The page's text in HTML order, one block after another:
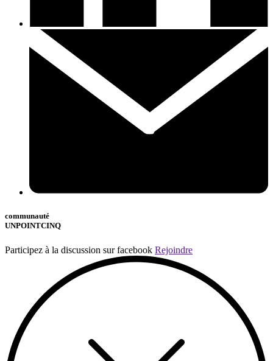
communauté
UNPOINTCINQ
Participez à la discussion sur facebook Rejoindre